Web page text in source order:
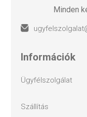
Minden
információk
ügyfélszolgálat
szállítás